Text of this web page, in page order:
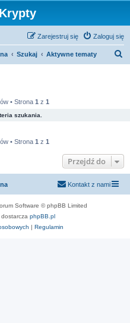
Zaloguj się
Zarejestruj się
Szukaj Aktywne tematy
• Strona 1 z 1
szukania.
• Strona 1 z 1
Przejdź do
Kontakt z nami
Software © phpBB Limited
phpBB.pl
| Regulamin